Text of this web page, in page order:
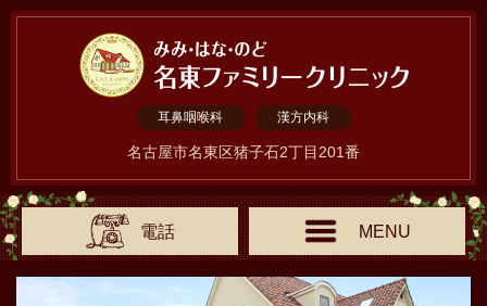
耳鼻咽喉科 漢方内科
名古屋市名東区猪子石2丁目201番
電話 MENU